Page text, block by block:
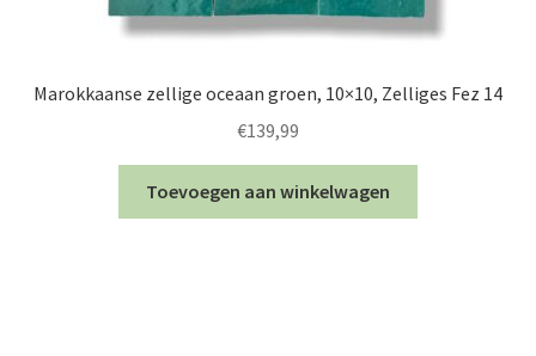
Marokkaanse zellige oceaan groen, 10×10, Zelliges Fez 14
€139,99
Toevoegen aan winkelwagen